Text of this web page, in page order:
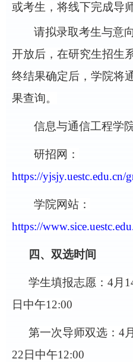
或考生，将线下完成导
请拟录取考生与意
开放后，在研究生招生
终结果确定后，学院将
果查询。
信息与通信工程学
研招网：
https://yjsjy.uestc.edu.cn/
学院网站：
https://
四、双选时间
学生填报志愿： 4月1
日中午12:00
第一次导师双选： 4
22 日中午12:00